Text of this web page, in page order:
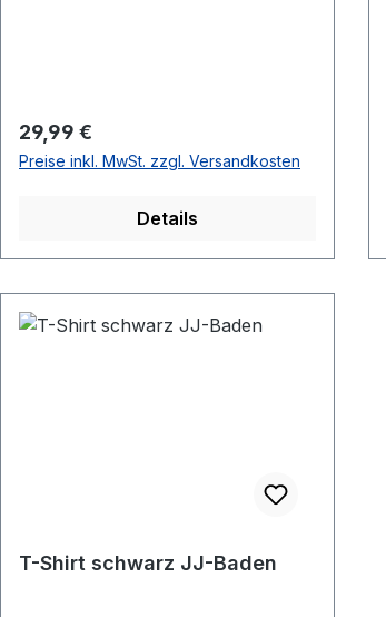
Regulärer Preis:
29,99 €
Preise inkl. MwSt. zzgl. Versandkosten
Details
T-Shirt schwarz JJ-Baden